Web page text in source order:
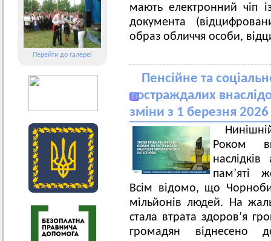
Перейти до галереї
мають електронний чіп
документа
образ обличчя особи,
Пенсійне та
постраждалих
зміни з 1 березня
Роком
пам’яті
Всім відомо, що
мільйонів людей. На
стала втрата здоров’я
громадян віднесено